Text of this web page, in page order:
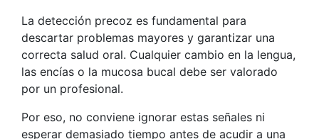
La detección precoz es fundamental para
descartar problemas mayores y garantizar una
correcta salud oral. Cualquier cambio en la lengua,
las encías o la mucosa bucal debe ser valorado
por un profesional.
Por eso, no conviene ignorar estas señales ni
esperar demasiado tiempo antes de acudir a una